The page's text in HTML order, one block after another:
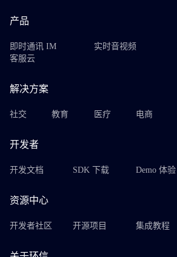
产品
即时通讯 IM 实时音视频
客服云
解决方案
社交 教育 医疗 电商
开发者
开发文档 SDK 下载 Demo 体验
资源中心
开发者社区 开源项目 集成教程